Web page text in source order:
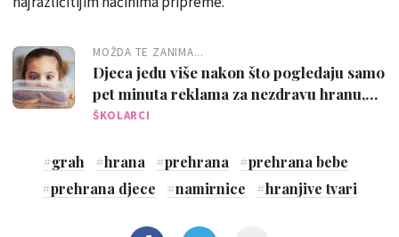
MOŽDA TE ZANIMA...
Djeca jedu više nakon što pogledaju samo
pet minuta reklama za nezdravu hranu,
pokazalo je istraživanje
ŠKOLARCI
#grah #hrana #prehrana #prehrana bebe
#prehrana djece #namirnice #hranjive tvari